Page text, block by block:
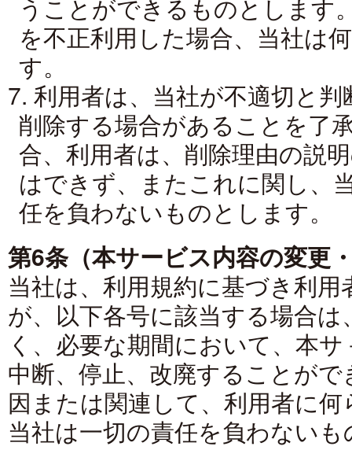
うことができるものとします
を不正利用した場合、当社は
す。
7. 利用者は、当社が不適切と
削除する場合があることを了
合、利用者は、削除理由の説
はできず、またこれに関し、
任を負わないものとします。
第6条（本サービス内容の変更
当社は、利用規約に基づき利
が、以下各号に該当する場合
く、必要な期間において、本
中断、停止、改廃することが
因または関連して、利用者に
当社は一切の責任を負わない